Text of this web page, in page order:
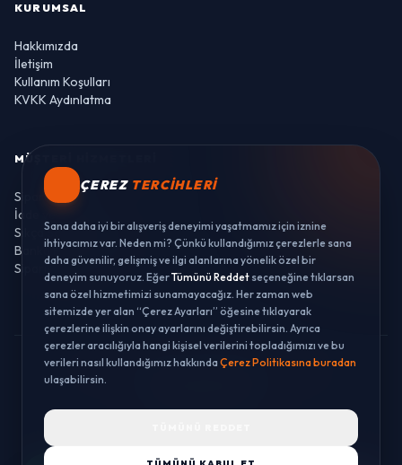
KURUMSAL
Hakkımızda
İletişim
Kullanım Koşulları
KVKK Aydınlatma
MÜŞTERI HIZMETLERI
Sipariş Takibi
İade ve Değişim
Sıkça Sorulan Sorular
Banka Hesaplarımız
Sipariş Takibi
© 2026 LUSTWAY. TÜM HAKLARI SAKLIDIR.
ÇEREZ TERCIHLERI
Sana daha iyi bir alışveriş deneyimi yaşatmamız için iznine
ihtiyacımız var. Neden mi? Çünkü kullandığımız çerezlerle sana
daha güvenilir, gelişmiş ve ilgi alanlarına yönelik özel bir
deneyim sunuyoruz. EğerTümünü Reddet seçeneğine tıklarsan
sana özel hizmetimizi sunamayacağız. Her zaman web
sitemizde yer alan “Çerez Ayarları” öğesine tıklayarak
çerezlerine ilişkin onay ayarlarını değiştirebilirsin. Ayrıca
çerezler aracılığıyla hangi kişisel verilerini topladığımızı ve bu
verileri nasıl kullandığımız hakkındaÇerez Politikasına buradan
ulaşabilirsin.